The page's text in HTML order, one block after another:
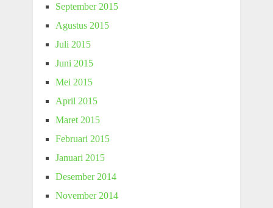
September 2015
Agustus 2015
Juli 2015
Juni 2015
Mei 2015
April 2015
Maret 2015
Februari 2015
Januari 2015
Desember 2014
November 2014